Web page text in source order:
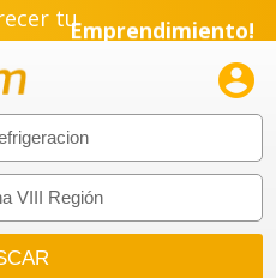
tuEmprendimiento!
